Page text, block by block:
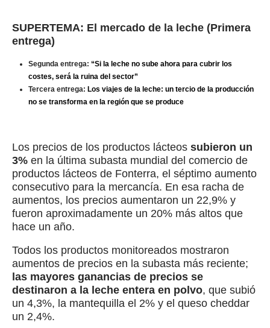
SUPERTEMA: El mercado de la leche (Primera
entrega)
Segunda entrega:“Si la leche no sube ahora para cubrir los
costes, será la ruina del sector”
Tercera entrega: Los viajes de la leche: un tercio de la producción
no se transforma en la región que se produce
Los precios de los productos lácteos subieron un
3% en la última subasta mundial del comercio de
productos lácteos de Fonterra, el séptimo aumento
consecutivo para la mercancía. En esa racha de
aumentos, los precios aumentaron un 22,9% y
fueron aproximadamente un 20% más altos que
hace un año.
Todos los productos monitoreados mostraron
aumentos de precios en la subasta más reciente;
las mayores ganancias de precios se
destinaron a la leche entera en polvo, que subió
un 4,3%, la mantequilla el 2% y el queso cheddar
un 2,4%.